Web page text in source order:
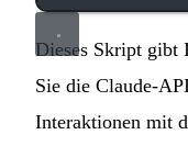
Dieses Skript gibt
Sie die Claude-
Interaktionen mit